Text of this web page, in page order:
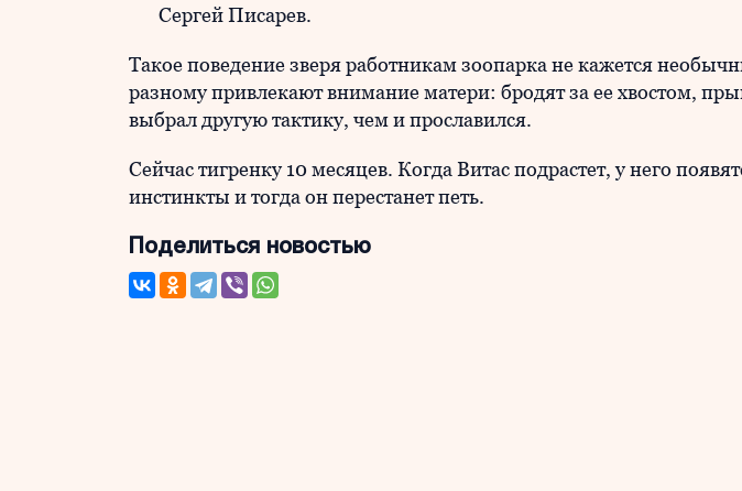
Сергей Писарев.
Такое поведение зверя работникам зоопарка не кажется
разному привлекают внимание матери: бродят за ее хвостом,
выбрал другую тактику, чем и прославился.
Сейчас тигренку 10 месяцев. Когда Витас подрастет, у него
инстинкты и тогда он перестанет петь.
Поделиться новостью